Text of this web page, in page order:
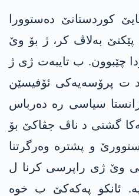
کوردستانێ دەستوورا
134 مادەیان پێکتێ بەلاڤ کر، ژ بۆ وێ
چێبوون. ب تایبەت ژی ژ
ت پرۆسەیەکی ئۆفیسێن
سیاسی رە دەرباس
گشتی د ناڤ جڤاکێ بۆ
و پشترە وەرگرتنا
وێ ژی راپرسی کرنا ل
ئانکو پەکەکێ ب خوە